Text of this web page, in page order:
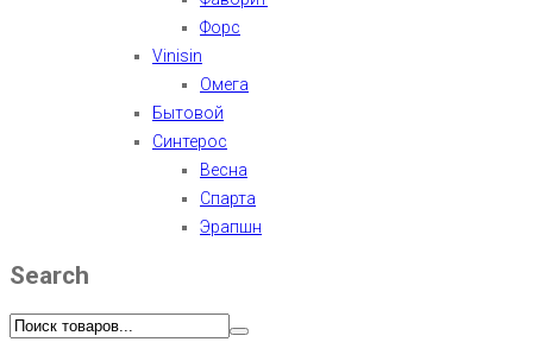
Форс
Vinisin
Омега
Бытовой
Синтерос
Весна
Спарта
Эрапшн
Search